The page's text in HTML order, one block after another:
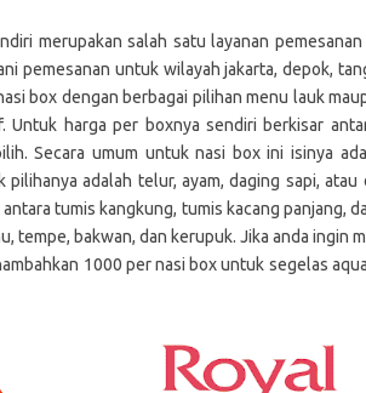
merupakan salah satu layanan
pemesanan untuk wilayah jakarta, depok,
box dengan berbagai pilihan menu lauk
Untuk harga per boxnya sendiri berkisar
Secara umum untuk nasi box ini isinya
pilihanya adalah telur, ayam, daging sapi, atau
tumis kangkung, tumis kacang panjang,
tempe, bakwan, dan kerupuk. Jika anda ingin
1000 per nasi box untuk segelas